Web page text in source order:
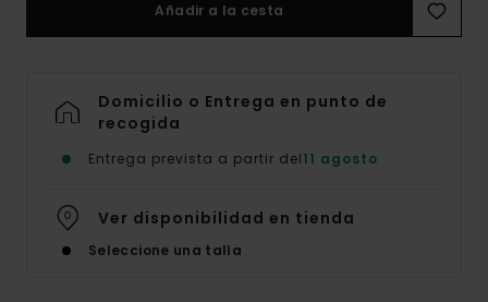
Añadir a la cesta
Domicilio o Entrega en punto de
recogida
Entrega prevista a partir del11 agosto
Ver disponibilidad en tienda
Seleccione una talla